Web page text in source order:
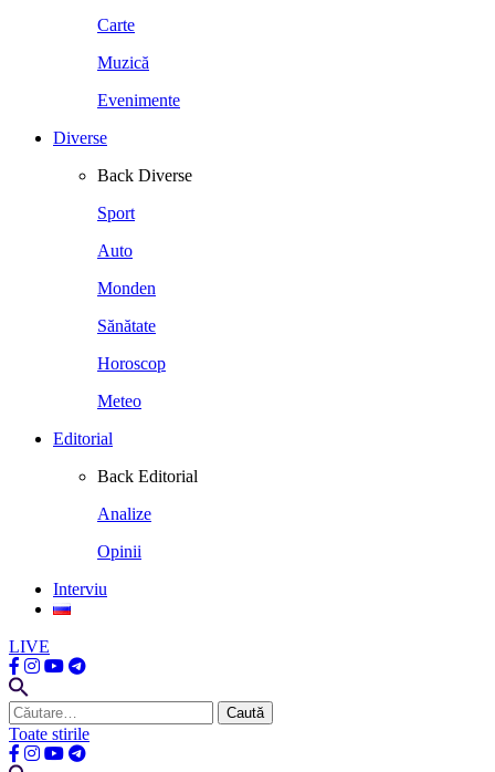
Carte
Muzică
Evenimente
Diverse
Back Diverse
Sport
Auto
Monden
Sănătate
Horoscop
Meteo
Editorial
Back Editorial
Analize
Opinii
Interviu
LIVE
Caută
după:
Toate stirile